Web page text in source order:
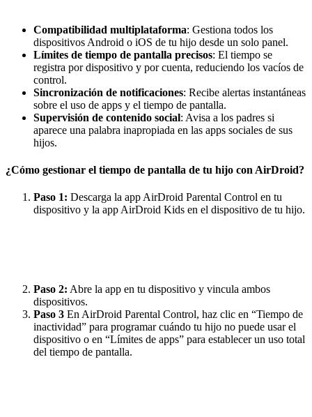
Compatibilidad multiplataforma: Gestiona todos los
dispositivos Android o iOS de tu hijo desde un solo panel.
Límites de tiempo de pantalla precisos: El tiempo se
registra por dispositivo y por cuenta, reduciendo los vacíos de
control.
Sincronización de notificaciones: Recibe alertas instantáneas
sobre el uso de apps y el tiempo de pantalla.
Supervisión de contenido social: Avisa a los padres si
aparece una palabra inapropiada en las apps sociales de sus
hijos.
¿Cómo gestionar el tiempo de pantalla de tu hijo con AirDroid?
Paso 1: Descarga la app AirDroid Parental Control en tu
dispositivo y la app AirDroid Kids en el dispositivo de tu hijo.
Paso 2: Abre la app en tu dispositivo y vincula ambos
dispositivos.
Paso 3 En AirDroid Parental Control, haz clic en “Tiempo de
inactividad” para programar cuándo tu hijo no puede usar el
dispositivo o en “Límites de apps” para establecer un uso total
del tiempo de pantalla.